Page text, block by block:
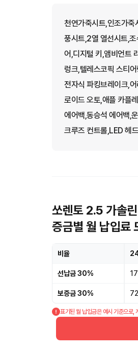
천연가죽시트,인조가죽
풍시트,2열 열선시트,
어,디지털 키,앰비언트
렁크,텔레스코픽 스티
전자식 파킹브레이크,
로이드 오토,애플 카플
에어백,동승석 에어백,
크루즈 컨트롤,LED 헤
쏘렌토 2.5 가솔
증금별 월 납입료
비율
선납금 30%
보증금 30%
표기된 월 납입금은 예시 기준으로,